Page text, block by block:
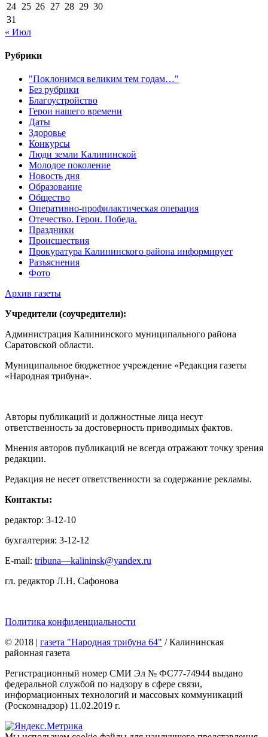
24 25 26 27 28 29 30
31
« Июл
Рубрики
"Поклонимся великим тем годам…"
Без рубрики
Благоустройство
Герои нашего времени
Даты
Здоровье
Конкурсы
Люди земли Калининской
Молодое поколение
Новость дня
Образование
Общество
Оперативно-профилактическая операция
Отечество. Герои. Победа.
Праздники
Происшествия
Прокуратура Калининского района информирует
Разъяснения
Фото
Архив газеты
Учредители (соучредители):
Администрация Калининского муниципального района
Саратовской области.
Муниципальное бюджетное учреждение «Редакция газеты
«Народная трибуна».
Авторы публикаций и должностные лица несут
ответственность за достоверность приводимых фактов.
Мнения авторов публикаций не всегда отражают точку зрения
редакции.
Редакция не несет ответственности за содержание рекламы.
Контакты:
редактор: 3-12-10
бухгалтерия: 3-12-12
E-mail: tribuna—kalininsk@yandex.ru
гл. редактор Л.Н. Сафонова
Политика конфиденциальности
© 2018
газета "Народная трибуна 64" / Калининская
районная газета
Регистрационный номер СМИ Эл № ФС77-74944 выдано
федеральной службой по надзору в сфере связи,
информационных технологий и массовых коммуникаций
(Роскомнадзор) 11.02.2019 г.